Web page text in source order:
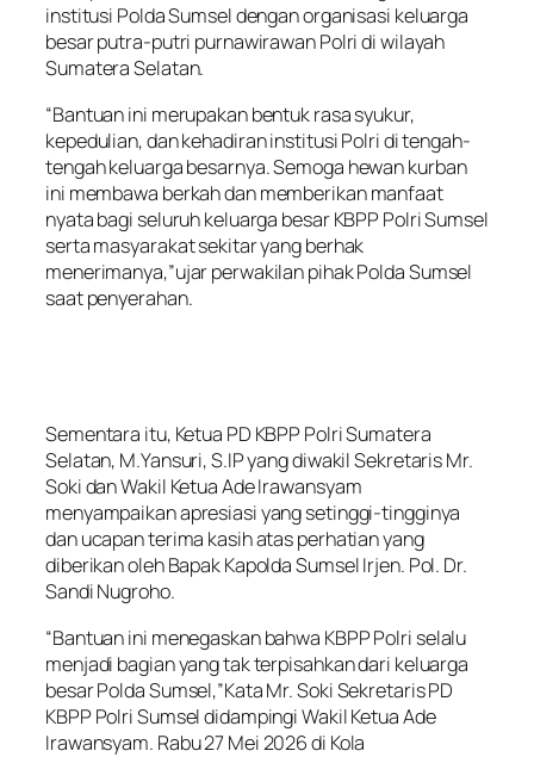
institusi Polda Sumsel dengan organisasi keluarga
besar putra-putri purnawirawan Polri di wilayah
Sumatera Selatan.
“Bantuan ini merupakan bentuk rasa syukur,
kepedulian, dan kehadiran institusi Polri di tengah-
tengah keluarga besarnya. Semoga hewan kurban
ini membawa berkah dan memberikan manfaat
nyata bagi seluruh keluarga besar KBPP Polri Sumsel
serta masyarakat sekitar yang berhak
menerimanya,”ujar perwakilan pihak Polda Sumsel
saat penyerahan.
Sementara itu, Ketua PD KBPP Polri Sumatera
Selatan, M.Yansuri, S.IP yang diwakil Sekretaris Mr.
Soki dan Wakil Ketua Ade Irawansyam
menyampaikan apresiasi yang setinggi-tingginya
dan ucapan terima kasih atas perhatian yang
diberikan oleh Bapak Kapolda Sumsel Irjen. Pol. Dr.
Sandi Nugroho.
“Bantuan ini menegaskan bahwa KBPP Polri selalu
menjadi bagian yang tak terpisahkan dari keluarga
besar Polda Sumsel,”Kata Mr. Soki Sekretaris PD
KBPP Polri Sumsel didampingi Wakil Ketua Ade
Irawansyam. Rabu 27 Mei 2026 di Kola